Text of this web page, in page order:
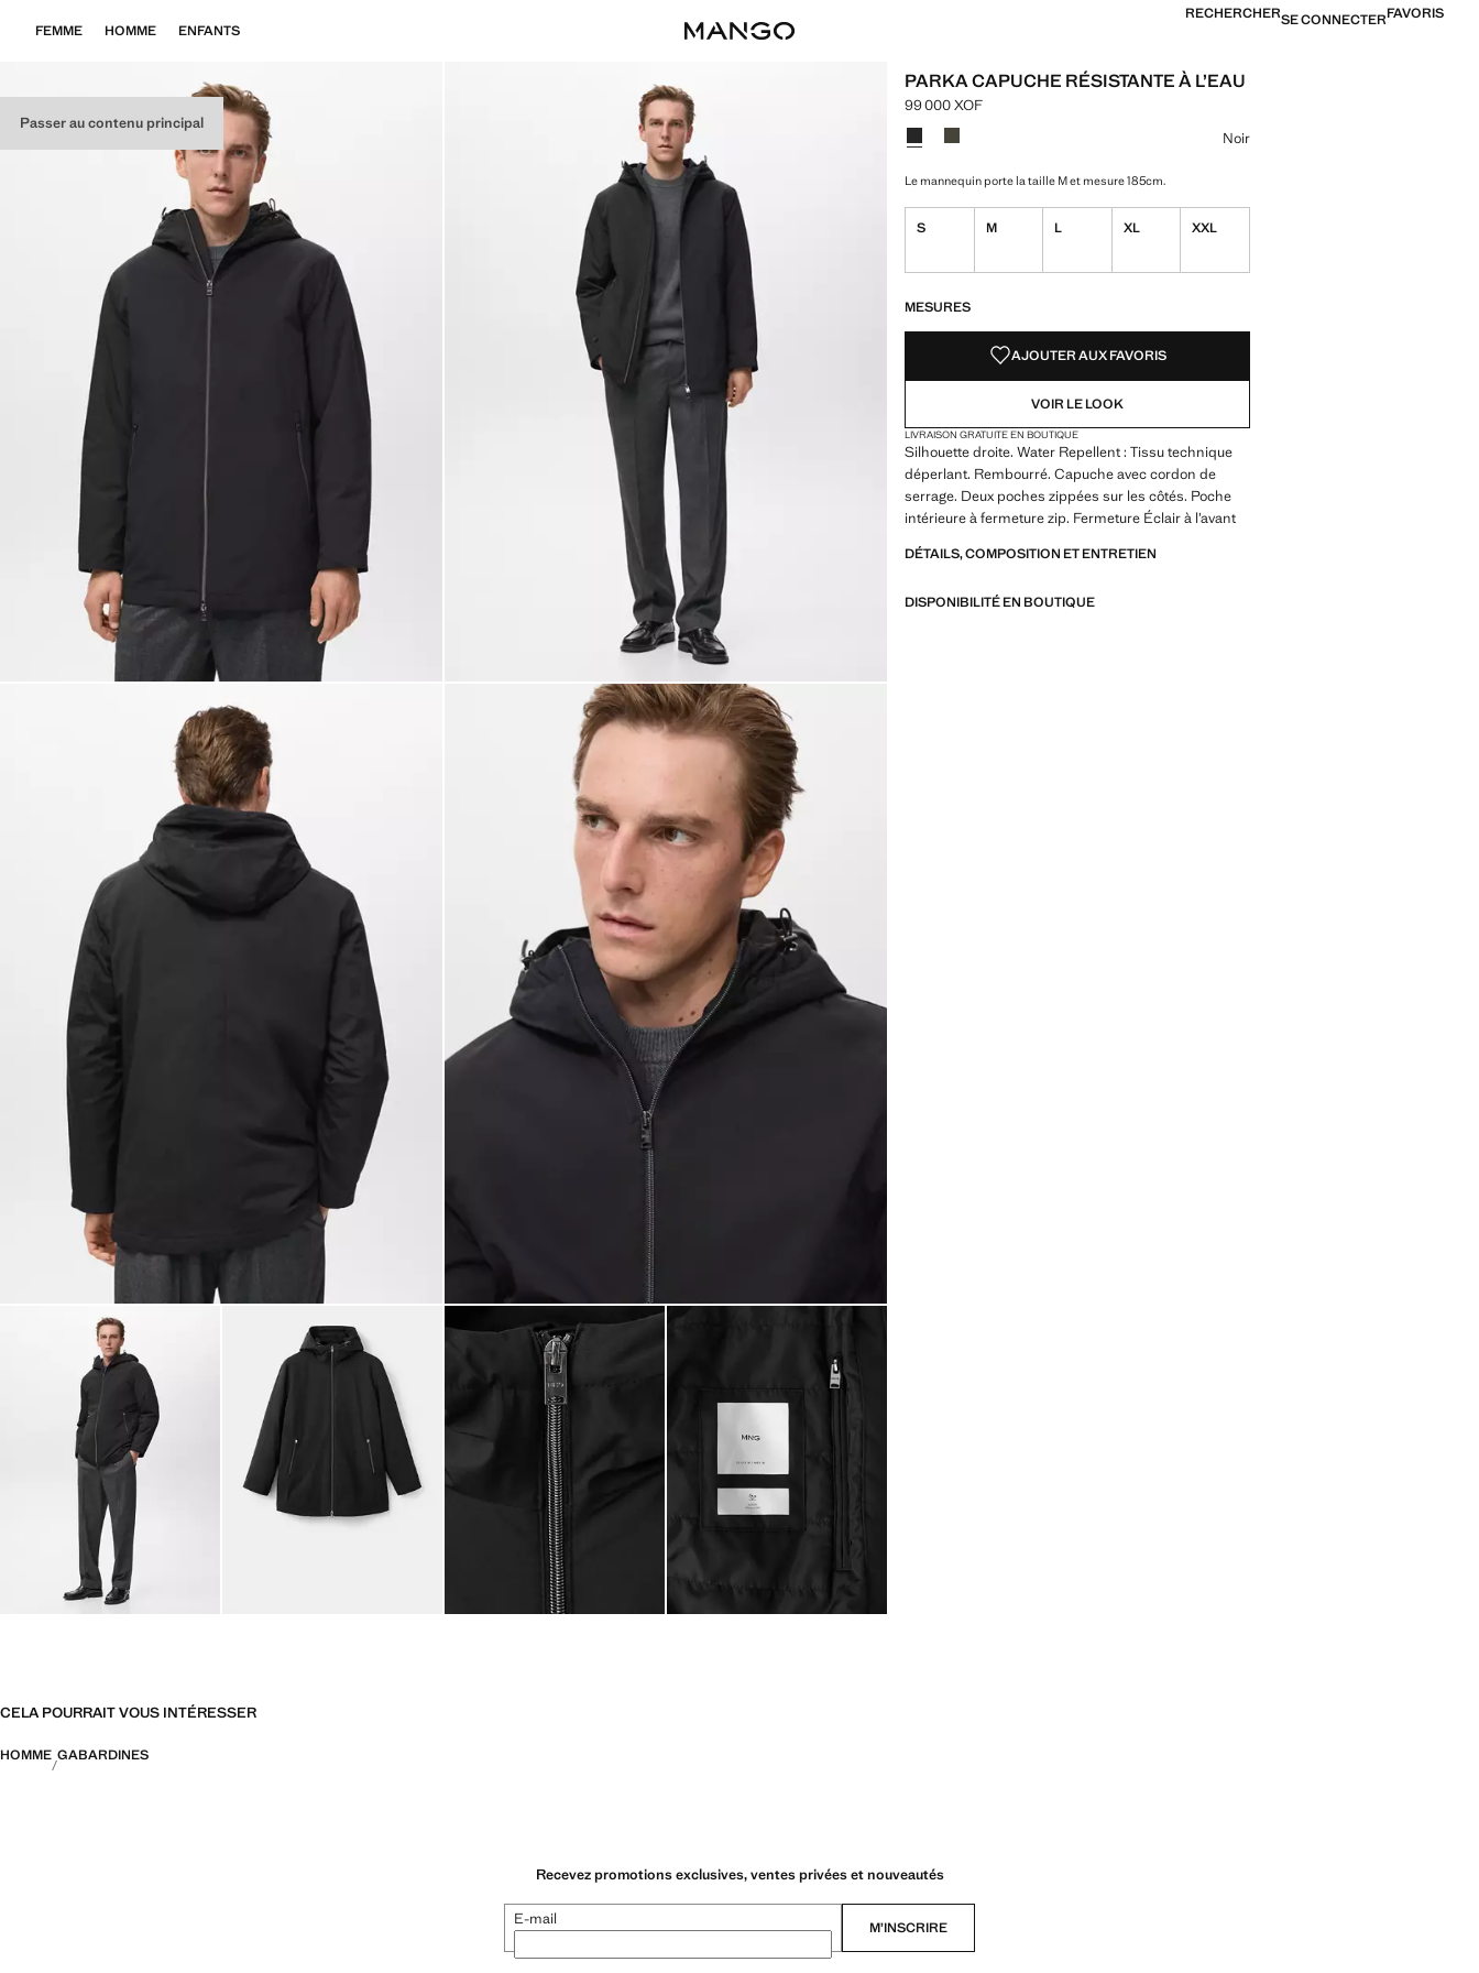
Passer au contenu principal
FEMME HOMME ENFANTS
RECHERCHERSE CONNECTERFAVORIS
PARKA CAPUCHE RÉSISTANTE À L’EAU
Prix actuel [99 000 XOF ]
99 000 XOF
Choisissez une couleur
Couleur Noir sélectionnée
Couleur Vert foncé
Noir
Le mannequin porte la taille M et mesure 185cm.
S M L XL XXL
MESURES
AJOUTER AUX FAVORIS
VOIR LE LOOK
LIVRAISON GRATUITE EN BOUTIQUE
Silhouette droite. Water Repellent : Tissu technique
déperlant. Rembourré. Capuche avec cordon de
serrage. Deux poches zippées sur les côtés. Poche
intérieure à fermeture zip. Fermeture Éclair à l’avant
DÉTAILS, COMPOSITION ET ENTRETIEN
DISPONIBILITÉ EN BOUTIQUE
CELA POURRAIT VOUS INTÉRESSER
HOMME GABARDINES
Recevez promotions exclusives, ventes privées et nouveautés
E-mail M’INSCRIRE